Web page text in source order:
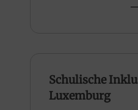
Schulische
Luxemburg